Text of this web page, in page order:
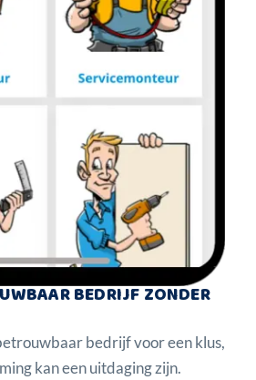
BEDRIJF ZONDER
bedrijf voor een klus,
kan een uitdaging zijn.